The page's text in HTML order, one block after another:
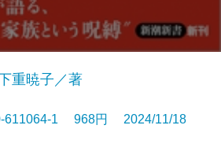
重暁子／著
611064-1 968円 2024/11/18